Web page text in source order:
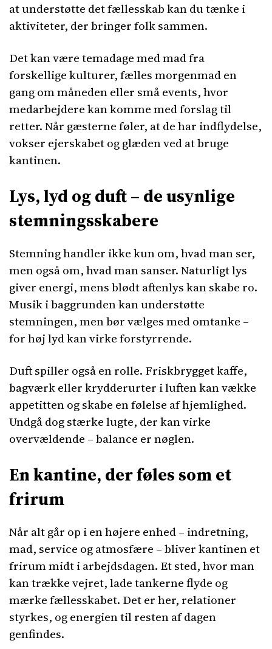
at understøtte det fællesskab kan du tænke i
aktiviteter, der bringer folk sammen.
Det kan være temadage med mad fra
forskellige kulturer, fælles morgenmad en
gang om måneden eller små events, hvor
medarbejdere kan komme med forslag til
retter. Når gæsterne føler, at de har indflydelse,
vokser ejerskabet og glæden ved at bruge
kantinen.
Lys, lyd og duft – de usynlige
stemningsskabere
Stemning handler ikke kun om, hvad man ser,
men også om, hvad man sanser. Naturligt lys
giver energi, mens blødt aftenlys kan skabe ro.
Musik i baggrunden kan understøtte
stemningen, men bør vælges med omtanke –
for høj lyd kan virke forstyrrende.
Duft spiller også en rolle. Friskbrygget kaffe,
bagværk eller krydderurter i luften kan vække
appetitten og skabe en følelse af hjemlighed.
Undgå dog stærke lugte, der kan virke
overvældende – balance er nøglen.
En kantine, der føles som et
frirum
Når alt går op i en højere enhed – indretning,
mad, service og atmosfære – bliver kantinen et
frirum midt i arbejdsdagen. Et sted, hvor man
kan trække vejret, lade tankerne flyde og
mærke fællesskabet. Det er her, relationer
styrkes, og energien til resten af dagen
genfindes.